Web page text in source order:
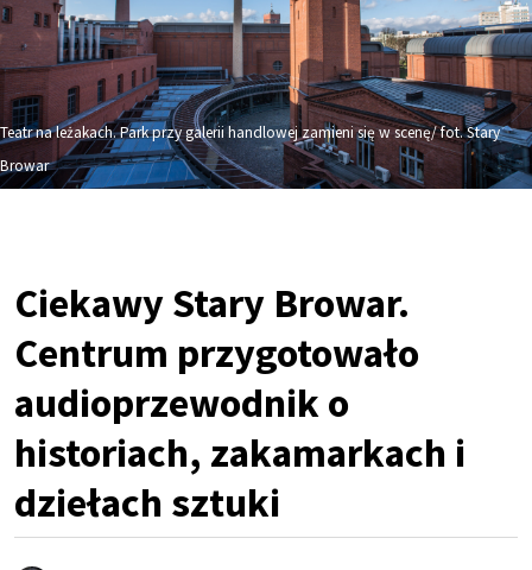
Teatr na leżakach. Park przy galerii handlowej zamieni się w scenę/ fot. Stary
Browar
Ciekawy Stary Browar.
Centrum przygotowało
audioprzewodnik o
historiach, zakamarkach i
dziełach sztuki